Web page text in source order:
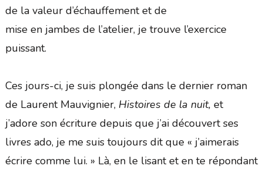
de la valeur d’échauffement et de
mise en jambes de l’atelier, je trouve l’exercice
puissant.
Ces jours-ci, je suis plongée dans le dernier roman
de Laurent Mauvignier, Histoires de la nuit, et
j’adore son écriture depuis que j’ai découvert ses
livres ado, je me suis toujours dit que « j’aimerais
écrire comme lui. » Là, en le lisant et en te répondant